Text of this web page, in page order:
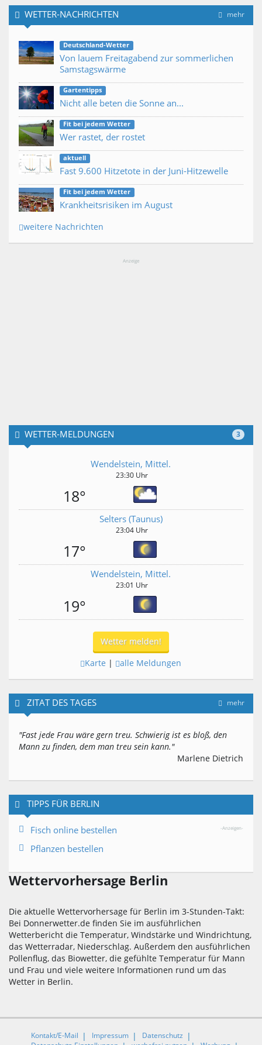
mehr
WETTER-NACHRICHTEN
Deutschland-Wetter
Von lauem Freitagabend zur sommerlichen
Samstagswärme
Gartentipps
Nicht alle beten die Sonne an...
Fit bei jedem Wetter
Wer rastet, der rostet
aktuell
Fast 9.600 Hitzetote in der Juni-Hitzewelle
Fit bei jedem Wetter
Krankheitsrisiken im August
weitere Nachrichten
Anzeige
3
WETTER-MELDUNGEN
Wendelstein, Mittel.
23:30 Uhr
18°
Selters (Taunus)
23:04 Uhr
17°
Wendelstein, Mittel.
23:01 Uhr
19°
Wetter melden!
Karte | alle Meldungen
mehr
ZITAT DES TAGES
"Fast jede Frau wäre gern treu. Schwierig ist es bloß, den
Mann zu finden, dem man treu sein kann."
Marlene Dietrich
TIPPS FÜR BERLIN
-Anzeigen-
Fisch online bestellen
Pflanzen bestellen
Wettervorhersage Berlin
Die aktuelle Wettervorhersage für Berlin im 3-Stunden-Takt:
Bei Donnerwetter.de finden Sie im ausführlichen
Wetterbericht die Temperatur, Windstärke und Windrichtung,
das Wetterradar, Niederschlag. Außerdem den ausführlichen
Pollenflug, das Biowetter, die gefühlte Temperatur für Mann
und Frau und viele weitere Informationen rund um das
Wetter in Berlin.
Kontakt/E-Mail Impressum
Datenschutz